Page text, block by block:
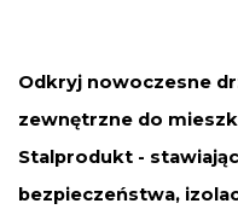
Odkryj nowoczesne
zewnętrzne do
Stalprodukt -
bezpieczeństwa,